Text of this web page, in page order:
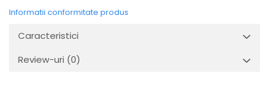
Informatii conformitate produs
Caracteristici
Review-uri (0)